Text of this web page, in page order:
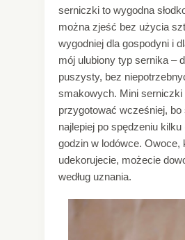
serniczki to wygodna
można zjeść bez użycia
wygodniej dla gospodyni i
mój ulubiony typ sernika –
puszysty, bez
smakowych. Mini serniczki
przygotować wcześniej, bo
najlepiej po spędzeniu
godzin w lodówce. Owoce,
udekorujecie, możecie
według uznania.